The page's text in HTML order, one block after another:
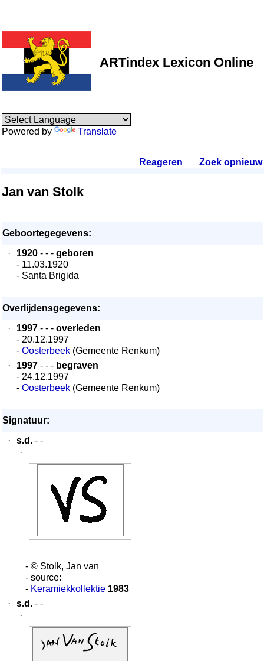
ARTindex Lexicon Online
Powered by Translate
Reageren Zoek opnieuw.
Jan van Stolk
Geboortegegevens:
·
1920 - - - geboren
- 11.03.1920
- Santa Brigida
Overlijdensgegevens:
·
1997 - - - overleden
- 20.12.1997
- Oosterbeek (Gemeente Renkum)
·
1997 - - - begraven
- 24.12.1997
- Oosterbeek (Gemeente Renkum)
Signatuur:
·
s.d. - -
·
- © Stolk, Jan van
- source:
- Keramiekkollektie 1983
·
s.d. - -
·